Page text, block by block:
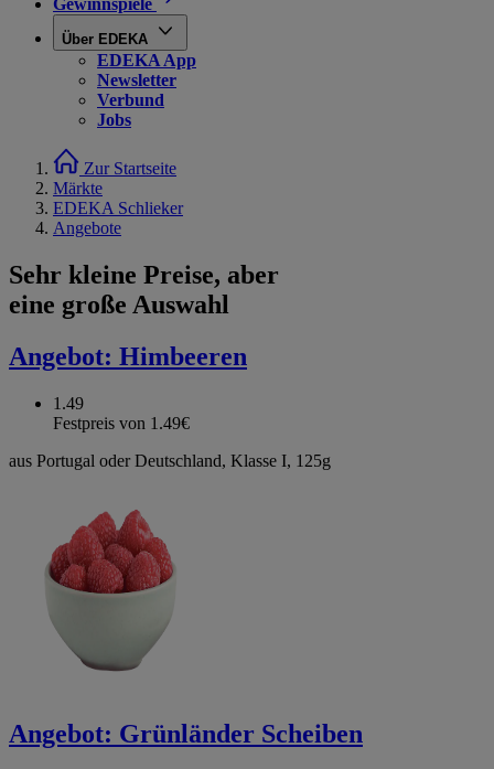
Gewinnspiele
Über EDEKA
EDEKA App
Newsletter
Verbund
Jobs
Zur Startseite
Märkte
EDEKA Schlieker
Angebote
Sehr kleine Preise, aber
eine große Auswahl
Angebot: Himbeeren
1.49
Festpreis von 1.49€
aus Portugal oder Deutschland, Klasse I, 125g
Angebot: Grünländer Scheiben